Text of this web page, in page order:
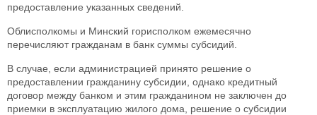
предоставление указанных сведений.
Облисполкомы и Минский горисполком ежемесячно
перечисляют гражданам в банк суммы субсидий.
В случае, если администрацией принято решение о
предоставлении гражданину субсидии, однако кредитный
договор между банком и этим гражданином не заключен до
приемки в эксплуатацию жилого дома, решение о субсидии